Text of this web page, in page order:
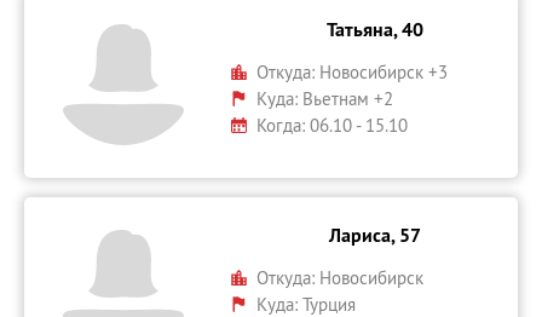
Татьяна, 40
Откуда: Новосибирск +3
Куда: Вьетнам +2
Когда: 06.10 - 15.10
Лариса, 57
Откуда: Новосибирск
Куда:Турция